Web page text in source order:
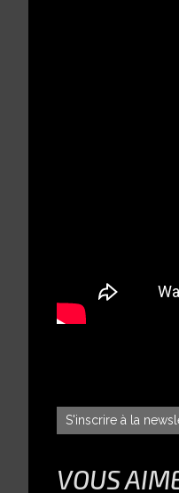
S'inscrire à la
VOUS